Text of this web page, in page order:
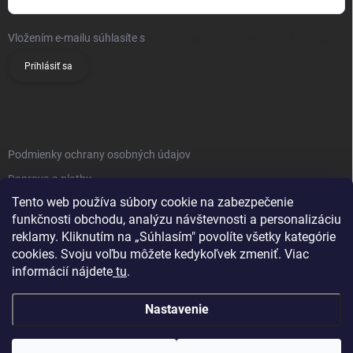
Tento web používa súbory cookie na zabezpečenie
funkčnosti obchodu, analýzu návštevnosti a personalizáciu
reklamy. Kliknutím na „Súhlasím" povolíte všetky kategórie
cookies. Svoju voľbu môžete kedykoľvek zmeniť. Viac
informácií nájdete tu.
Nastavenie
Vložením e-mailu súhlasíte s
Prihlásiť sa
Podmienky ochrany osobných údajov
Doprava a platby
Obchodné podmienky
Reklamačný poriadok
Vrátenie tovaru
Kontakty